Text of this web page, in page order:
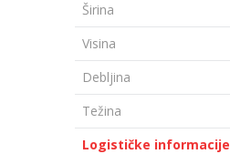
Širina
Visina
Debljina
Težina
Logističke informacije